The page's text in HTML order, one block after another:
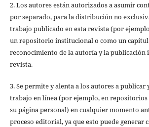
2. Los autores están autorizados a asumir
por separado, para la distribución no
trabajo publicado en esta revista (por
un repositorio institucional o como un
reconocimiento de la autoría y la publicación
revista.
3. Se permite y alenta a los autores a
trabajo en línea (por ejemplo, en
su página personal) en cualquier momento
proceso editorial, ya que esto puede generar